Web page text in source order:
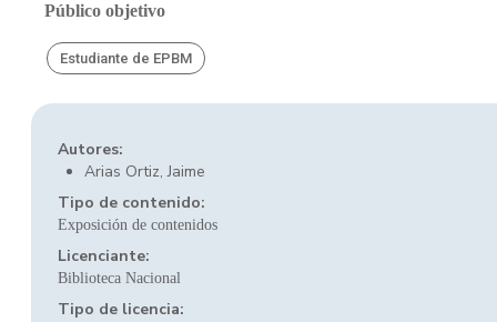
Público objetivo
Estudiante de EPBM
Autores:
Arias Ortiz, Jaime
Tipo de contenido:
Exposición de contenidos
Licenciante:
Biblioteca Nacional
Tipo de licencia: